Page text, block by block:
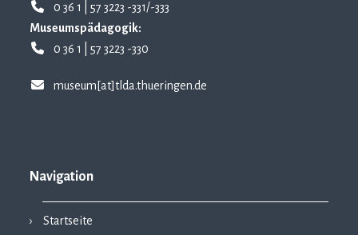
0 36 1 | 57 3223 -331/-333
Museumspädagogik:
0 36 1 | 57 3223 -330
museum[at]tlda.thueringen.de
Navigation
Startseite